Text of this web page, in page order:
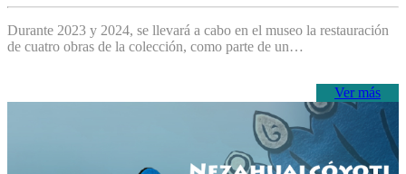
Durante 2023 y 2024, se llevará a cabo en el museo la restauración
de cuatro obras de la colección, como parte de un…
Ver más